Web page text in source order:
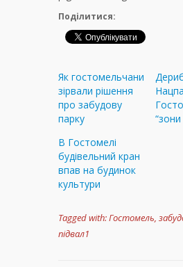
Поділитися:
Як гостомельчани
зірвали рішення
про забудову
парку
В Гостомелі
будівельний кран
впав на будинок
культури
Tagged with:Гостомель,
підвал1